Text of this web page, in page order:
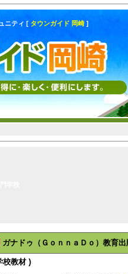
ニティ [ タウンガイド 岡崎 ]
ガナドゥ（ＧｏｎｎａＤｏ）教育出
校教材 )